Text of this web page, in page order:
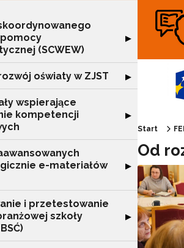
(SCWEW)
Rozwiń sekcję
▶
oświaty w ZJST Rozwiń sekcję
▶
wspierające
kompetencji
Rozwiń sekcję
▶
e-materiałów
Rozwiń sekcję
▶
i przetestowanie
szkoły
Rozwiń sekcję
▶
Start
Od